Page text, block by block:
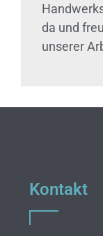
da und
unserer
Kontakt